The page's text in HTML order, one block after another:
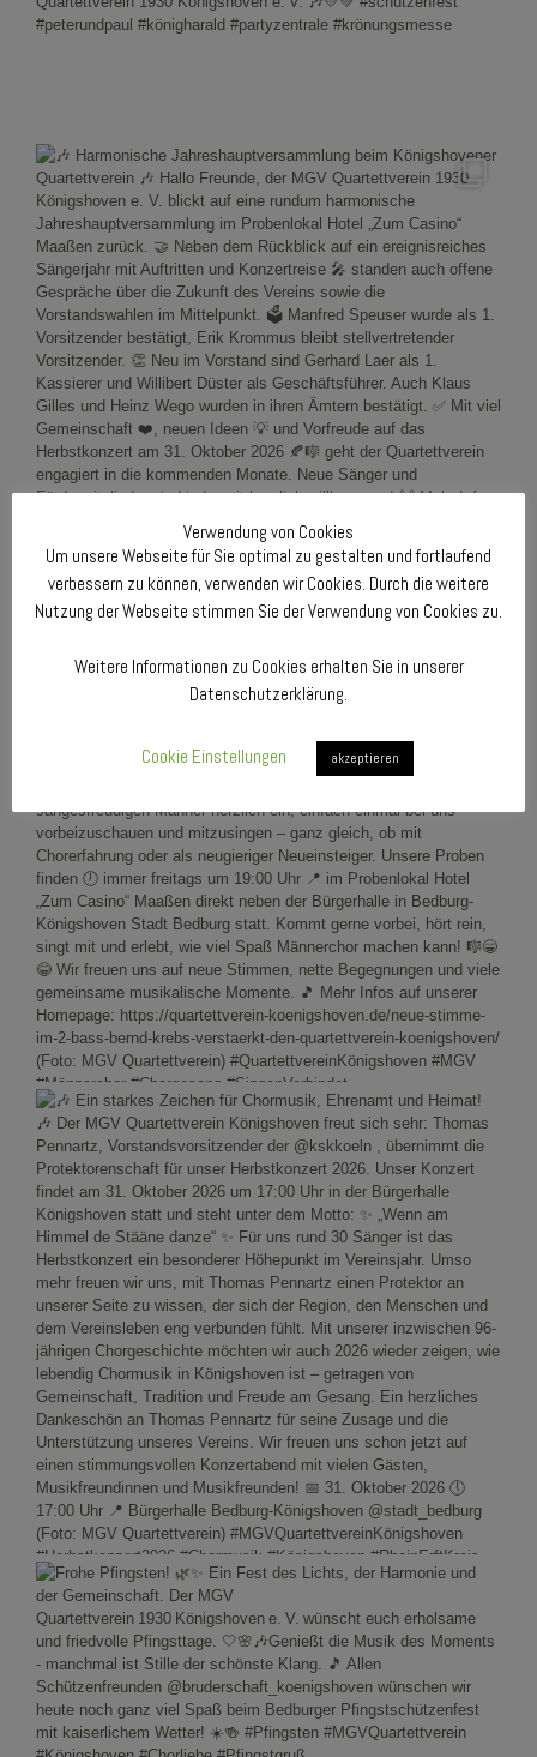
Verwendung von Cookies
Um unsere Webseite für Sie optimal zu gestalten und fortlaufend
verbessern zu können, verwenden wir Cookies. Durch die weitere
Nutzung der Webseite stimmen Sie der Verwendung von Cookies zu.
Weitere Informationen zu Cookies erhalten Sie in unserer
Datenschutzerklärung.
Cookie Einstellungen akzeptieren